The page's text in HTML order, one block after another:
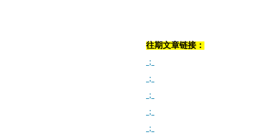
往期文章链接：
；
；
；
；
；